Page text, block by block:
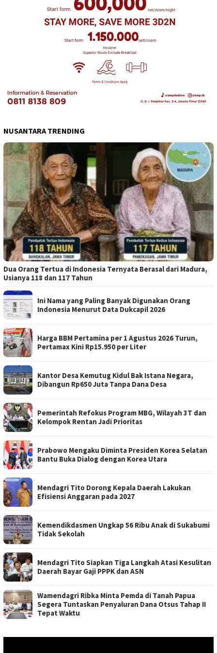
NUSANTARA TRENDING
Dua Orang Tertua di Indonesia Ternyata Berasal dari Madura,
Usianya 118 dan 117 Tahun
Ini Nama yang Paling Banyak Digunakan Orang
Indonesia Menurut Data Dukcapil 2026
Harga BBM Pertamina per 1 Agustus 2026 Turun,
Pertamax Kini Rp15.950 per Liter
Kantor Desa Kemutug Kidul Bak Istana Negara,
Dibangun Rp650 Juta Tanpa Dana Desa
Pemerintah Refokus Program MBG, Wilayah 3T dan
Kelompok Rentan Jadi Prioritas
Prabowo Mengaku Diminta Presiden Korea Selatan
Bantu Buka Dialog dengan Korea Utara
Mendagri Tito Dorong Kepala Daerah Lakukan
Efisiensi Anggaran pada 2027
Kemendikdasmen Ungkap 56 Ribu Anak di Sukabumi
Tidak Sekolah
Mendagri Tito Siapkan Tiga Langkah Atasi Kesulitan
Daerah Bayar Gaji PPPK dan ASN
Wamendagri Ribka Minta Pemda di Tanah Papua
Segera Tuntaskan Penyaluran Dana Otsus Tahap II
Tepat Waktu